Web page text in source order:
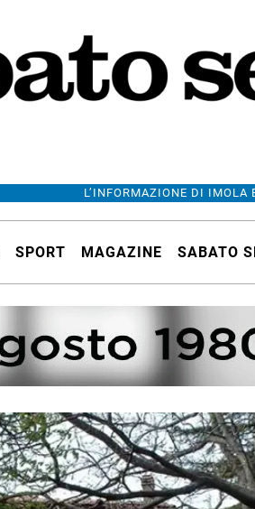
L’INFORMAZIONE DI IMOLA
SPORT MAGAZINE SABATO